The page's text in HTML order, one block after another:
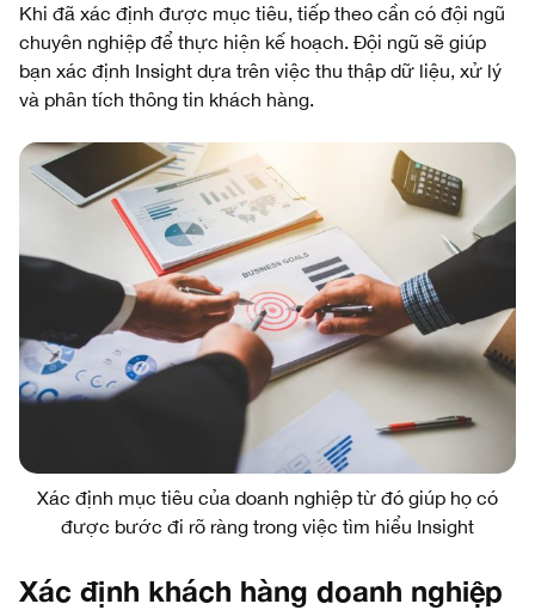
Khi đã xác định được mục tiêu, tiếp theo cần có đội ngũ
chuyên nghiệp để thực hiện kế hoạch. Đội ngũ sẽ giúp
bạn xác định Insight dựa trên việc thu thập dữ liệu, xử lý
và phân tích thông tin khách hàng.
Xác định mục tiêu của doanh nghiệp từ đó giúp họ có
được bước đi rõ ràng trong việc tìm hiểu Insight
Xác định khách hàng doanh nghiệp